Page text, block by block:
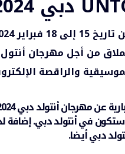
من أجل مهرجان
والراقصة
في أنتولد دبي. إضافة
دبي أيضا.